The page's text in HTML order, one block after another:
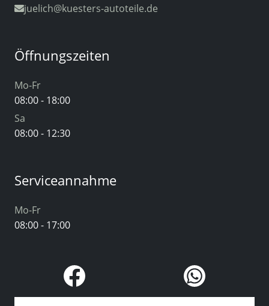
juelich@kuesters-autoteile.de
Öffnungszeiten
Mo-Fr
08:00 - 18:00
Sa
08:00 - 12:30
Serviceannahme
Mo-Fr
08:00 - 17:00